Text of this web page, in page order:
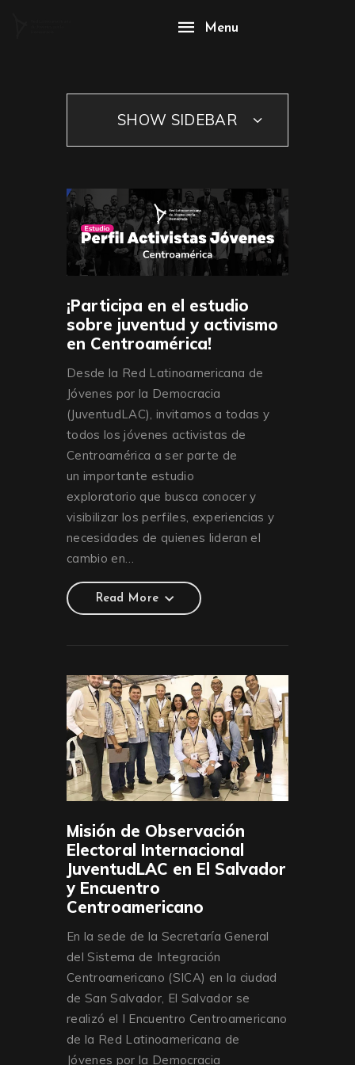
Menu
¡Participa en el estudio
sobre juventud y activismo
en Centroamérica!
Desde la Red Latinoamericana de
Jóvenes por la Democracia
(JuventudLAC), invitamos a todas y
todos los jóvenes activistas de
Centroamérica a ser parte de
un importante estudio
exploratorio que busca conocer y
visibilizar los perfiles, experiencias y
necesidades de quienes lideran el
cambio en…
Read More
Misión de Observación
Electoral Internacional
JuventudLAC en El Salvador
y Encuentro
Centroamericano
En la sede de la Secretaría General
del Sistema de Integración
Centroamericano (SICA) en la ciudad
de San Salvador, El Salvador se
realizó el I Encuentro Centroamericano
de la Red Latinoamericana de
Jóvenes por la Democracia
SHOW SIDEBAR